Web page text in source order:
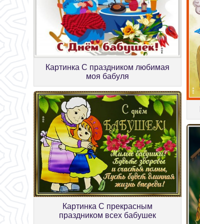
Картинка С праздником любимая
моя бабуля
Картинка С прекрасным
праздником всех бабушек